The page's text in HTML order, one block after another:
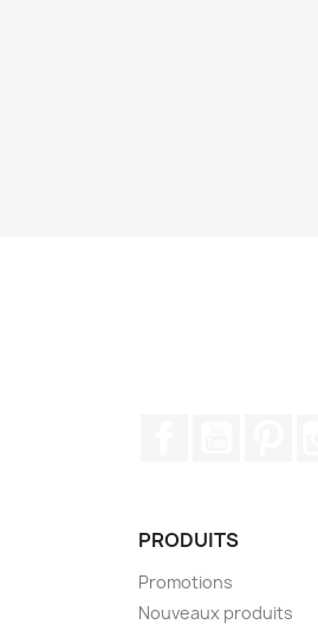
PRODUITS
Promotions
Nouveaux produits